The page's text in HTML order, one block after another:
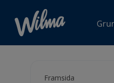
Framsida